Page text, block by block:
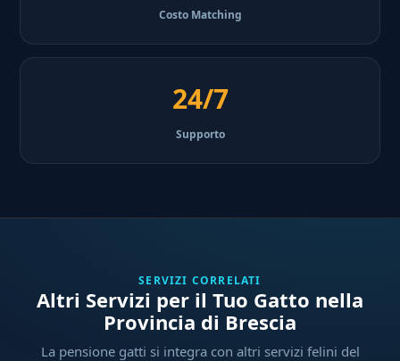
Costo Matching
24/7
Supporto
SERVIZI CORRELATI
Altri Servizi per il Tuo Gatto nella
Provincia di Brescia
La pensione gatti si integra con altri servizi felini del